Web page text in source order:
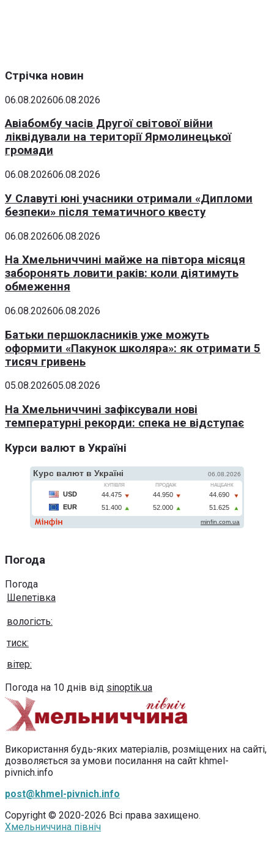
Стрічка новин
06.08.202606.08.2026
Авіабомбу часів Другої світової війни
ліквідували на території Ярмолинецької
громади
06.08.202606.08.2026
У Славуті юні учасники отримали «Дипломи
безпеки» після тематичного квесту
06.08.202606.08.2026
На Хмельниччині майже на півтора місяця
заборонять ловити раків: коли діятимуть
обмеження
06.08.202606.08.2026
Батьки першокласників уже можуть
оформити «Пакунок школяра»: як отримати 5
тисяч гривень
05.08.202605.08.2026
На Хмельниччині зафіксували нові
температурні рекорди: спека не відступає
Курси валют в Україні
Погода
Погода
Шепетівка
вологість:
тиск:
вітер:
Погода на 10 днів від sinoptik.ua
Використання будь-яких матеріалів, розміщених на сайті,
дозволяється за умови посилання на сайт khmel-
pivnich.info
post@khmel-pivnich.info
Copyright © 2020-2026 Всі права захищено.
Хмельниччина північ